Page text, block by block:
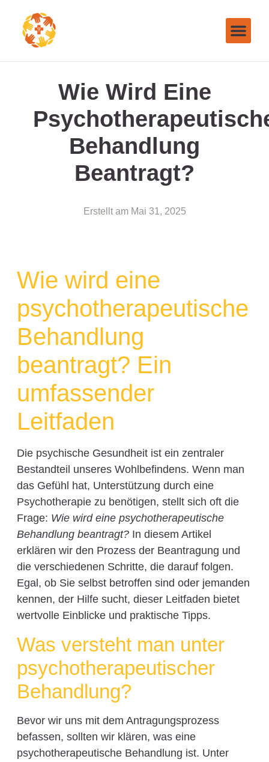
Wie Wird Eine
Behandlung
Beantragt?
Erstellt am Mai 31, 2025
Wie wird eine
psychotherapeutische
Behandlung
beantragt? Ein
umfassender
Leitfaden
Die psychische Gesundheit ist ein zentraler
Bestandteil unseres Wohlbefindens. Wenn man
das Gefühl hat, Unterstützung durch eine
Psychotherapie zu benötigen, stellt sich oft die
Frage: Wie wird eine psychotherapeutische
Behandlung beantragt?In diesem Artikel
erklären wir den Prozess der Beantragung und
die verschiedenen Schritte, die darauf folgen.
Egal, ob Sie selbst betroffen sind oder jemanden
kennen, der Hilfe sucht, dieser Leitfaden bietet
wertvolle Einblicke und praktische Tipps.
Was versteht man unter
psychotherapeutischer
Behandlung?
Bevor wir uns mit dem Antragungsprozess
befassen, sollten wir klären, was eine
psychotherapeutische Behandlung ist. Unter